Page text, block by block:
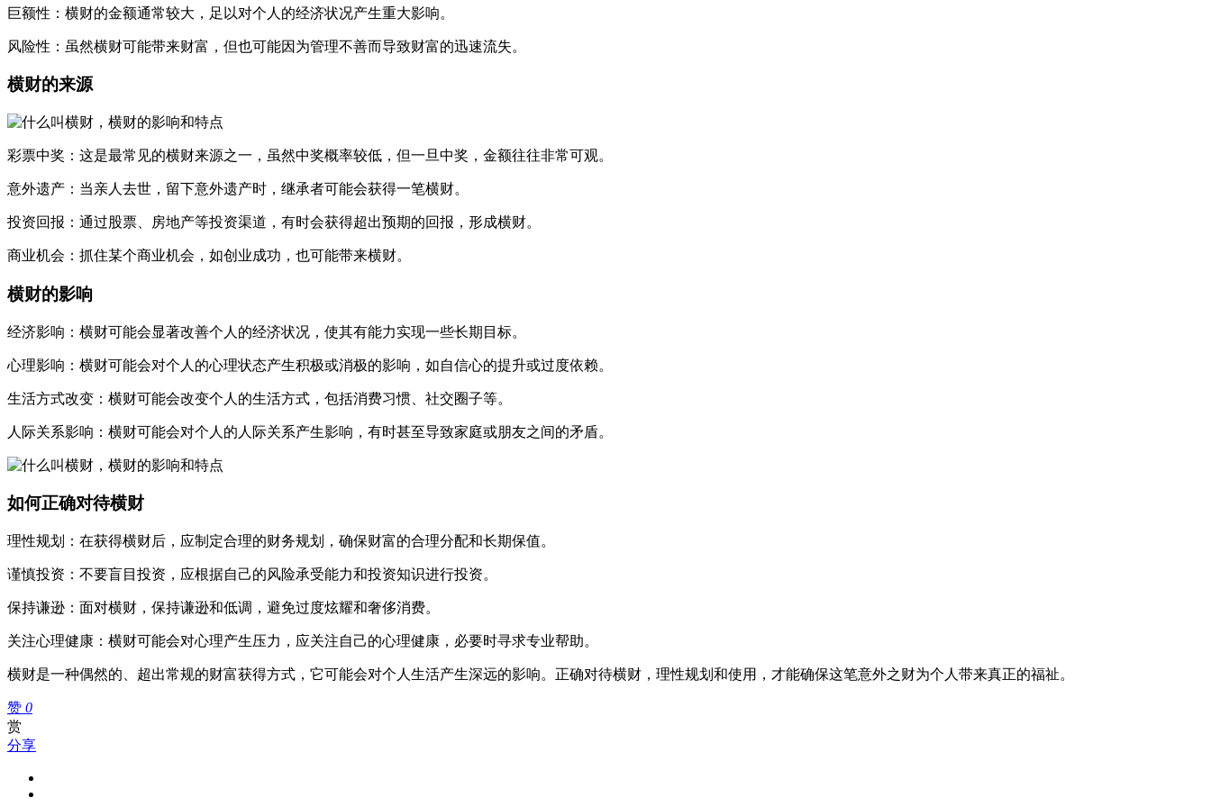
巨额性：横财的金额通常较大，足以对个人的经济状况产生重大影响。
风险性：虽然横财可能带来财富，但也可能因为管理不善而导致财富的迅速流失。
横财的来源
彩票中奖：这是最常见的横财来源之一，虽然中奖概率较低，但一旦中奖，金额往往非常可观。
意外遗产：当亲人去世，留下意外遗产时，继承者可能会获得一笔横财。
投资回报：通过股票、房地产等投资渠道，有时会获得超出预期的回报，形成横财。
商业机会：抓住某个商业机会，如创业成功，也可能带来横财。
横财的影响
经济影响：横财可能会显著改善个人的经济状况，使其有能力实现一些长期目标。
心理影响：横财可能会对个人的心理状态产生积极或消极的影响，如自信心的提升或过度依赖。
生活方式改变：横财可能会改变个人的生活方式，包括消费习惯、社交圈子等。
人际关系影响：横财可能会对个人的人际关系产生影响，有时甚至导致家庭或朋友之间的矛盾。
如何正确对待横财
理性规划：在获得横财后，应制定合理的财务规划，确保财富的合理分配和长期保值。
谨慎投资：不要盲目投资，应根据自己的风险承受能力和投资知识进行投资。
保持谦逊：面对横财，保持谦逊和低调，避免过度炫耀和奢侈消费。
关注心理健康：横财可能会对心理产生压力，应关注自己的心理健康，必要时寻求专业帮助。
横财是一种偶然的、超出常规的财富获得方式，它可能会对个人生活产生深远的影响。正确对待横财，理性规划和使用，才能确保这笔意外之财为个人带来真正的福祉。
赞 0
赏
分享